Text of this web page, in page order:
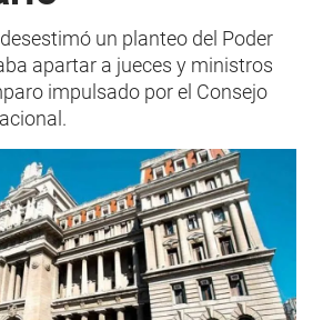
un planteo del Poder
apartar a jueces y ministros
impulsado por el Consejo